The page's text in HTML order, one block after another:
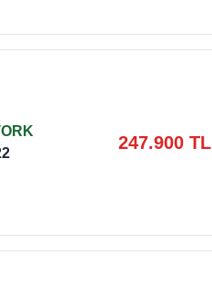
247.900 TL